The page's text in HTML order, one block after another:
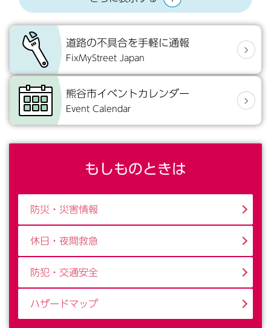
道路の不具合を手軽に通報
FixMyStreet Japan
熊谷市イベントカレンダー
Event Calendar
もしものときは
防災・災害情報
休日・夜間救急
防犯・交通安全
ハザードマップ